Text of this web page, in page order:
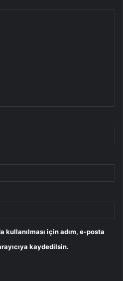
kullanılması için adım, e-posta
kaydedilsin.